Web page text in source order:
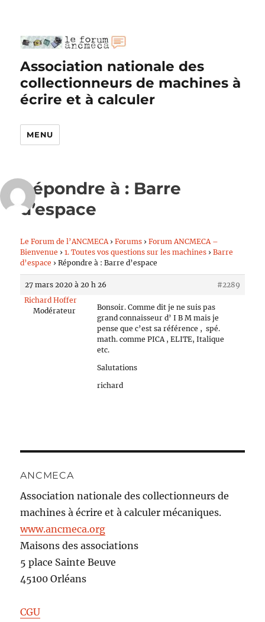
Association nationale des
collectionneurs de machines à
écrire et à calculer
MENU
Répondre à : Barre
d’espace
Le Forum de l’ANCMECA › Forums › Forum ANCMECA –
Bienvenue › 1. Toutes vos questions sur les machines › Barre
d’espace › Répondre à : Barre d’espace
27 mars 2020 à 20 h 26
#2289
Richard Hoffer
Modérateur
Bonsoir. Comme dit je ne suis pas
grand connaisseur d’ I B M mais je
pense que c’est sa référence , spé.
math. comme PICA , ELITE, Italique
etc.
Salutations
richard
ANCMECA
Association nationale des collectionneurs de
machines à écrire et à calculer mécaniques.
www.ancmeca.org
Maisons des associations
5 place Sainte Beuve
45100 Orléans
CGU